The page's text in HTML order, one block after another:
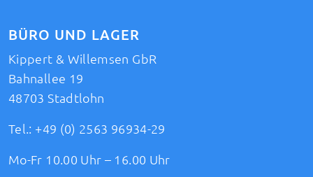
BÜRO UND LAGER
Kippert & Willemsen GbR
Bahnallee 19
48703 Stadtlohn
Tel.: +49 (0) 2563 96934-29
Mo-Fr 10.00 Uhr – 16.00 Uhr